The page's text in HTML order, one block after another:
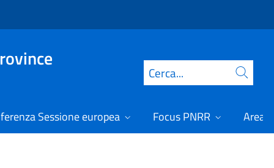
Cerca
Sessione europea Focus PNRR Area